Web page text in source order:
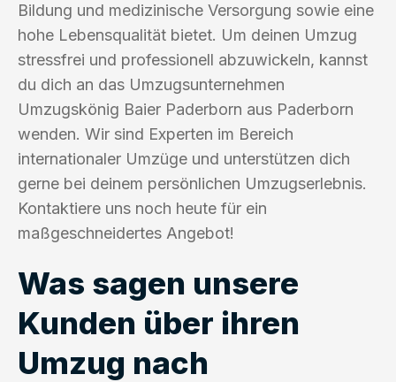
Bildung und medizinische Versorgung sowie eine
hohe Lebensqualität bietet. Um deinen Umzug
stressfrei und professionell abzuwickeln, kannst
du dich an das Umzugsunternehmen
Umzugskönig Baier Paderborn aus Paderborn
wenden. Wir sind Experten im Bereich
internationaler Umzüge und unterstützen dich
gerne bei deinem persönlichen Umzugserlebnis.
Kontaktiere uns noch heute für ein
maßgeschneidertes Angebot!
Was sagen unsere
Kunden über ihren
Umzug nach